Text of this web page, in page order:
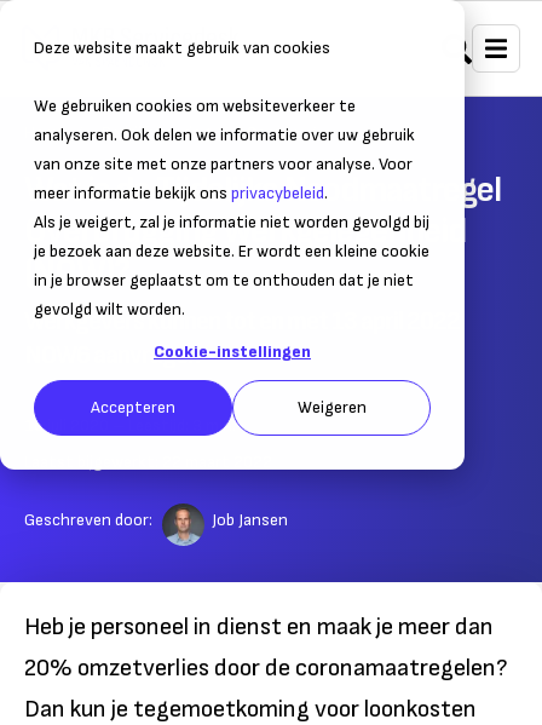
Deze website maakt gebruik van cookies
We gebruiken cookies om websiteverkeer te
analyseren. Ook delen we informatie over uw gebruik
van onze site met onze partners voor analyse. Voor
meer informatie bekijk ons privacybeleid.
Als je weigert, zal je informatie niet worden gevolgd bij
je bezoek aan deze website. Er wordt een kleine cookie
in je browser geplaatst om te onthouden dat je niet
gevolgd wilt worden.
Cookie-instellingen
Accepteren Weigeren
Home Bedrijfsvoering Corona
Wat is de Tijdelijke Noodmaatregel
Overbrugging Werkgelegenheid
(NOW)?
Werkgevers kunnen tot en met 13 april 2022
NOW6 aanvragen
16 juli 2020
min.
Geschreven door: Job Jansen
Heb je personeel in dienst en maak je meer dan
20% omzetverlies door de coronamaatregelen?
Dan kun je tegemoetkoming voor loonkosten